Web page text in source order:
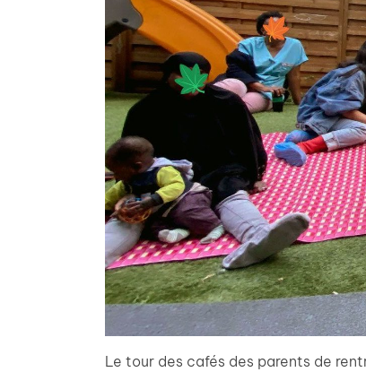
Le tour des cafés des parents de